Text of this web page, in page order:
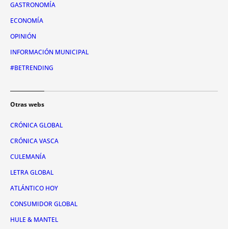
GASTRONOMÍA
ECONOMÍA
OPINIÓN
INFORMACIÓN MUNICIPAL
#BETRENDING
Otras webs
CRÓNICA GLOBAL
CRÓNICA VASCA
CULEMANÍA
LETRA GLOBAL
ATLÁNTICO HOY
CONSUMIDOR GLOBAL
HULE & MANTEL